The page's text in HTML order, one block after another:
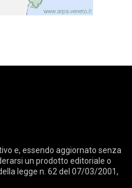
e, essendo aggiornato senza
un prodotto editoriale o
legge n. 62 del 07/03/2001,